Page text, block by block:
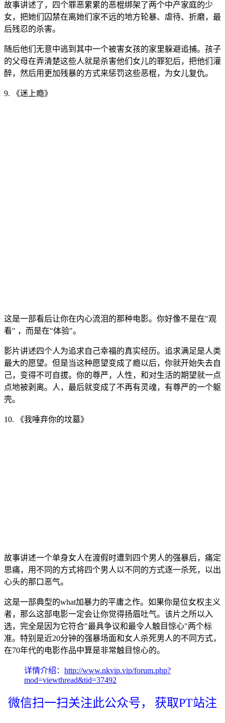
故事讲述了，四个罪恶累累的恶棍绑架了两个中产家庭的少
女，把她们囚禁在离她们家不远的地方轮暴、虐待、折磨，最
后残忍的杀害。
随后他们无意中逃到其中一个被害女孩的家里躲避追捕。孩子
的父母在弄清楚这些人就是杀害他们女儿的罪犯后，把他们灌
醉，然后用更加残暴的方式来惩罚这些恶棍，为女儿复仇。
9. 《迷上瘾》
这是一部看后让你在内心流泪的那种电影。你好像不是在"观
看" ，而是在"体验"。
影片讲述四个人为追求自己幸福的真实经历。追求满足是人类
最大的愿望。但是当这种愿望变成了瘾以后，你就开始失去自
己，变得不可自拔。你的尊严，人性，和对生活的期望就一点
点地被剥离。人，最后就变成了不再有灵魂，有尊严的一个躯
壳。
10. 《我唾弃你的坟墓》
故事讲述一个单身女人在渡假时遭到四个男人的强暴后，痛定
思痛，用不同的方式将四个男人以不同的方式逐一杀死，以出
心头的那口恶气。
这是一部典型的what加暴力的平庸之作。如果你是位女权主义
者，那么这部电影一定会让你觉得扬眉吐气。该片之所以入
选，完全是因为它符合"最具争议和最令人触目惊心"两个标
准。特别是近20分钟的强暴场面和女人杀死男人的不同方式，
在70年代的电影作品中算是非常触目惊心的。
详情介绍： http://www.nkvip.vip/forum.php?
mod=viewthread&tid=37492
微信扫一扫关注此公众号， 获取PT站注